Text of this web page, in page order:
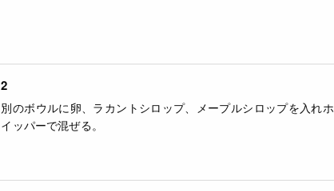
2
別のボウルに卵、ラカントシロップ、メープルシロップを入れホ
イッパーで混ぜる。